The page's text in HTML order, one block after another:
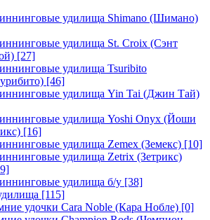
удилища Shimano (Шимано)
удилища St. Croix (Сэнт
[27]
удилища Tsuribito
[46]
удилища Yin Tai (Джин Тай)
удилища Yoshi Onyx (Йоши
[16]
удилища Zemex (Земекс) [10]
удилища Zetrix (Зетрикс)
удилища б/у [38]
[115]
удочки Cara Noble (Кара Нобле) [0]